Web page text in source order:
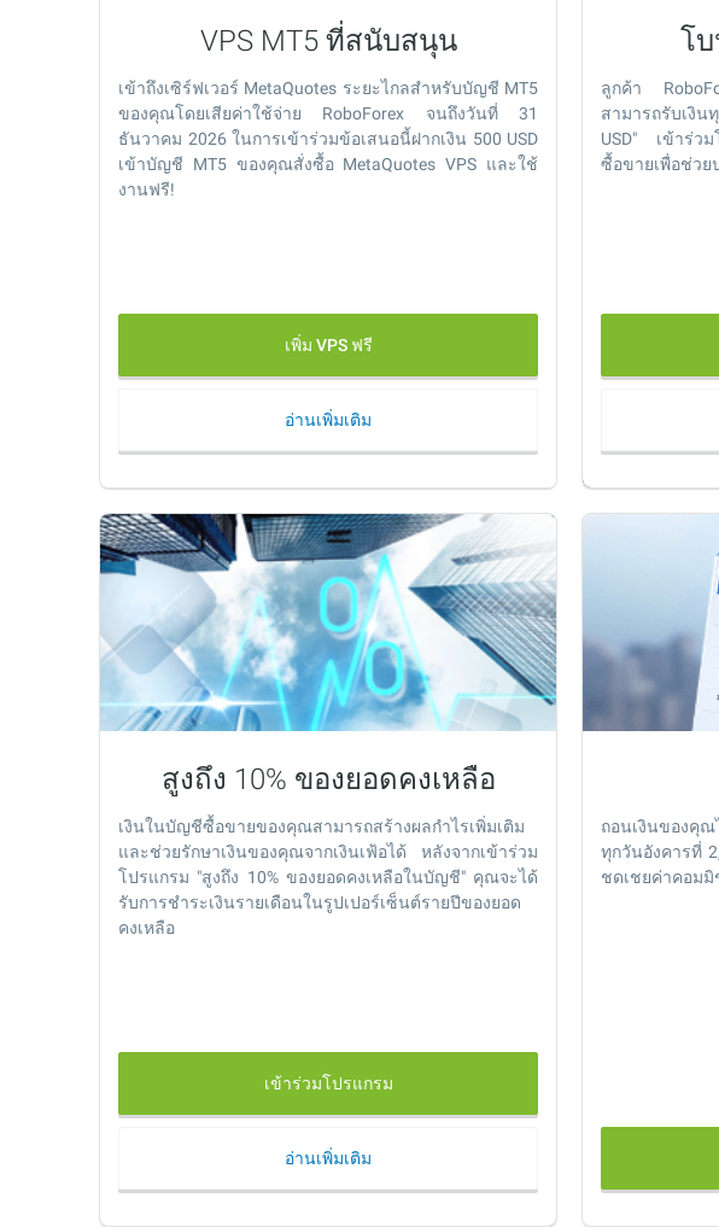
VPS MT5 ที่สนับสนุน
เข้าถึงเซิร์ฟเวอร์ MetaQuotes ระยะไกลสำหรับบัญชี MT5
ของคุณโดยเสียค่าใช้จ่าย RoboForex จนถึงวันที่ 31
ธันวาคม 2026 ในการเข้าร่วมข้อเสนอนี้ฝากเงิน 500 USD
เข้าบัญชี MT5 ของคุณสั่งซื้อ MetaQuotes VPS และใช้
งานฟรี!
เพิ่ม VPS ฟรี
อ่านเพิ่มเติม
โ
ลูกค้า
สามารถรับเงิ
USD" เข้าร่วม
ซื้อขายเพื่อช่วย
สูงถึง 10% ของยอดคงเหลือ
เงินในบัญชีซื้อขายของคุณสามารถสร้างผลกำไรเพิ่มเติม
และช่วยรักษาเงินของคุณจากเงินเฟ้อได้ หลังจากเข้าร่วม
โปรแกรม "สูงถึง 10% ของยอดคงเหลือในบัญชี" คุณจะได้
รับการชำระเงินรายเดือนในรูปเปอร์เซ็นต์รายปีของยอด
คงเหลือ
เข้าร่วมโปรแกรม
อ่านเพิ่มเติม
ถอนเงินของคุ
ทุกวันอังคารที่
ชดเชยค่าคอม